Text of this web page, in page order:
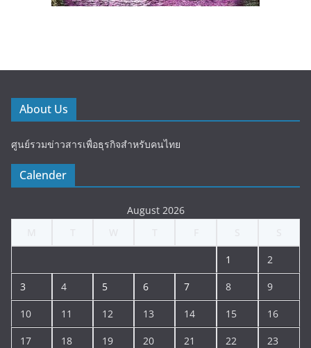
About Us
ศูนย์รวมข่าวสารเพื่อธุรกิจสำหรับคนไทย
Calender
August 2026
1 2
3 4 5 6 7 8 9
10 11 12 13 14 15 16
17 18 19 20 21 22 23